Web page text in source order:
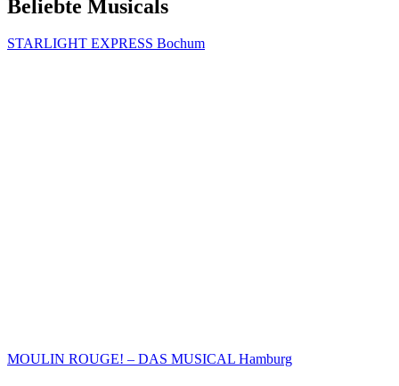
Beliebte Musicals
STARLIGHT EXPRESS Bochum
MOULIN ROUGE! – DAS MUSICAL Hamburg